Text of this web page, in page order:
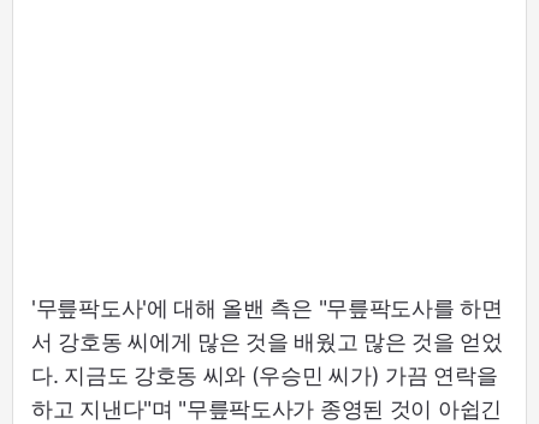
'무릎팍도사'에 대해 올밴 측은 "무릎팍도사를 하면
서 강호동 씨에게 많은 것을 배웠고 많은 것을 얻었
다. 지금도 강호동 씨와 (우승민 씨가) 가끔 연락을
하고 지낸다"며 "무릎팍도사가 종영된 것이 아쉽긴